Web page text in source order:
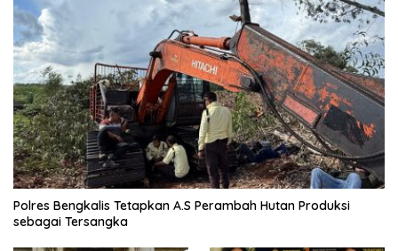
Polres Bengkalis Tetapkan A.S Perambah Hutan Produksi
sebagai Tersangka